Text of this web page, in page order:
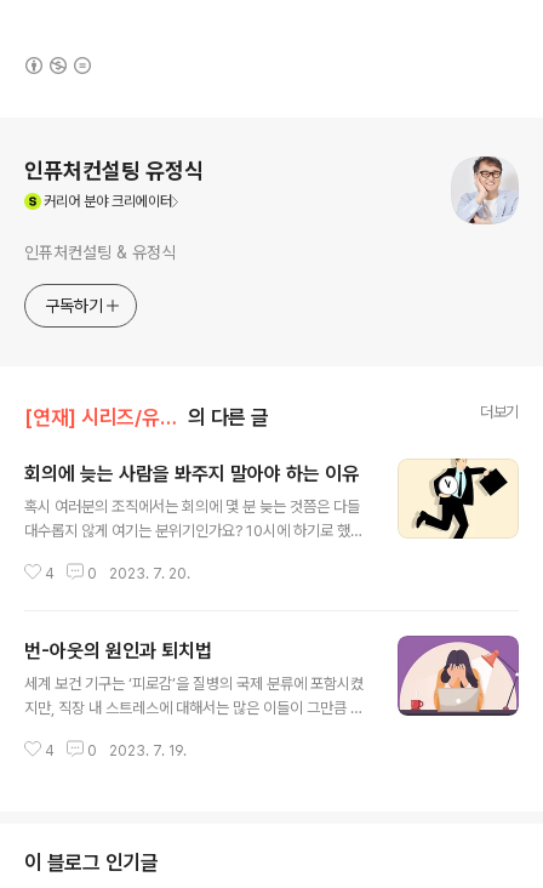
인퓨처컨설팅 유정식
커리어 분야 크리에이터
인퓨처컨설팅 & 유정식
구독하기
[연재] 시리즈/유정식의 경영일기 의 다른 글 더보기
회의에 늦는 사람을 봐주지 말아야 하는 이유
혹시 여러분의 조직에서는 회의에 몇 분 늦는 것쯤은 다들
대수롭지 않게 여기는 분위기인가요? 10시에 하기로 했던
의 결과에는 별 영향을 받지 않으리라 생각합니까? 하지만
서 다시 생각해야 합니다. 그런데 이보다 더 큰 문제가 있습
니다. 조셉 앨런(Joseph A. Allen)은 지각이 회의에 대한
참석자들의 만족도를 떨어뜨릴 뿐만 아니라 회의 성과물의
명씩 회의에 불러 놓고 대학의 교육 커리큘럼을 개선하기
4 0 2023. 7. 20.
번-아웃의 원인과 퇴치법
세계 보건 기구는 ‘피로감’을 질병의 국제 분류에 포함시켰
지만, 직장 내 스트레스에 대해서는 많은 이들이 그만큼 신
정규직 직원들을 조사하여 그 중 44%가 때때로 번-아웃
인의 가치와 회사가 추구하는 바의 불일치, 리더의 인정 및
감사 부족 직원들이 단순히 스트레스를 받고 있는지 아니
4 0 2023. 7. 19.
이 블로그 인기글